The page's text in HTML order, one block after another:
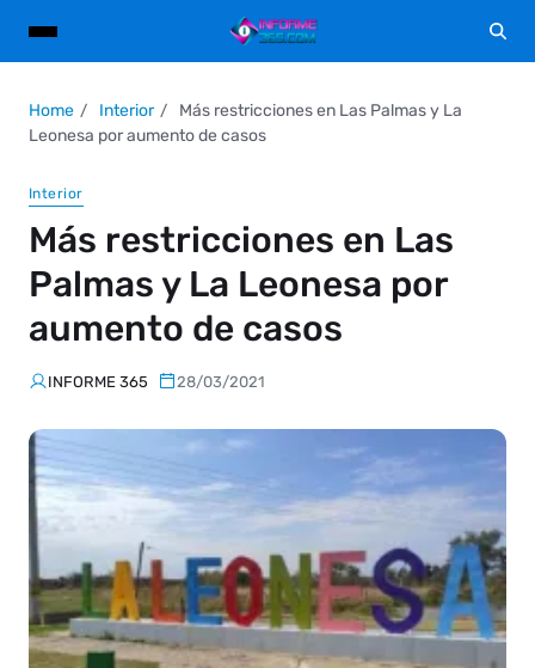
Home Interior
Más restricciones en Las Palmas y La
Leonesa por aumento de casos
Interior
Más restricciones en Las
Palmas y La Leonesa por
aumento de casos
INFORME 365 28/03/2021